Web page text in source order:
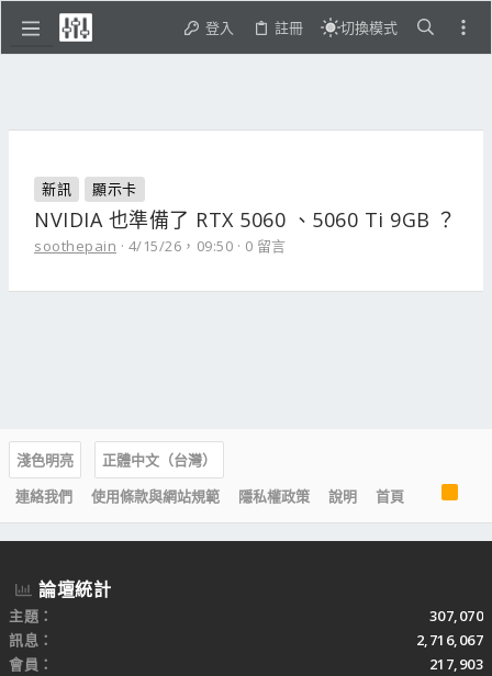
登入 註冊 切換模式
新訊 顯示卡
NVIDIA 也準備了 RTX 5060 、5060 Ti 9GB ？
soothepain 4/15/26，09:50 0 留言
淺色明亮
正體中文（台灣）
連絡我們
使用條款與網站規範 隱私權政策 說明 首頁
R
S
S
論壇統計
主題
307,070
訊息
2,716,067
會員
217,903